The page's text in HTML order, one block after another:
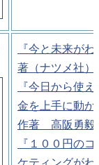
『今と未来が
著（ナツメ社）
『今日から使
金を上手に動
作著 高阪勇毅
『１００円の